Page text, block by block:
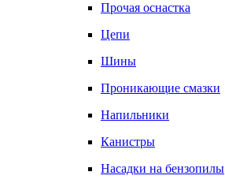
Прочая оснастка
Цепи
Шины
Проникающие смазки
Напильники
Канистры
Насадки на бензопилы